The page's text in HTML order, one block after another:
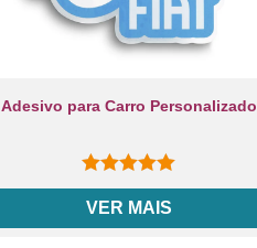
Adesivo para Carro Personalizado
0out of 5
VER MAIS